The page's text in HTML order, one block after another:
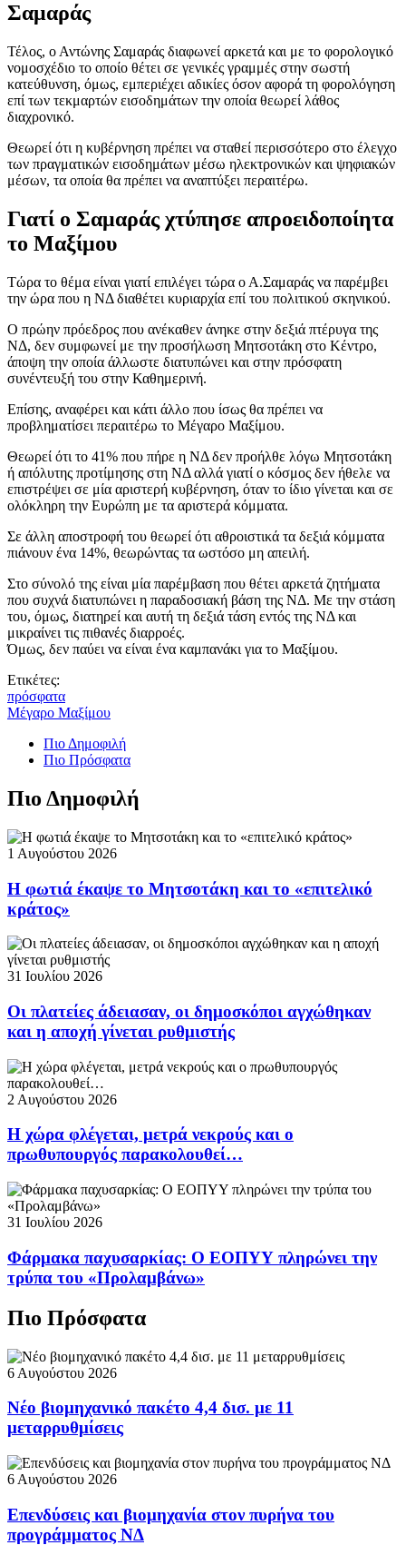
Σαμαράς
Τέλος, ο Αντώνης Σαμαράς διαφωνεί αρκετά και με το φορολογικό
νομοσχέδιο το οποίο θέτει σε γενικές γραμμές στην σωστή
κατεύθυνση, όμως, εμπεριέχει αδικίες όσον αφορά τη φορολόγηση
επί των τεκμαρτών εισοδημάτων την οποία θεωρεί λάθος
διαχρονικό.
Θεωρεί ότι η κυβέρνηση πρέπει να σταθεί περισσότερο στο έλεγχο
των πραγματικών εισοδημάτων μέσω ηλεκτρονικών και ψηφιακών
μέσων, τα οποία θα πρέπει να αναπτύξει περαιτέρω.
Γιατί ο Σαμαράς χτύπησε απροειδοποίητα
το Μαξίμου
Τώρα το θέμα είναι γιατί επιλέγει τώρα ο Α.Σαμαράς να παρέμβει
την ώρα που η ΝΔ διαθέτει κυριαρχία επί του πολιτικού σκηνικού.
Ο πρώην πρόεδρος που ανέκαθεν άνηκε στην δεξιά πτέρυγα της
ΝΔ, δεν συμφωνεί με την προσήλωση Μητσοτάκη στο Κέντρο,
άποψη την οποία άλλωστε διατυπώνει και στην πρόσφατη
συνέντευξή του στην Καθημερινή.
Επίσης, αναφέρει και κάτι άλλο που ίσως θα πρέπει να
προβληματίσει περαιτέρω το Μέγαρο Μαξίμου.
Θεωρεί ότι το 41% που πήρε η ΝΔ δεν προήλθε λόγω Μητσοτάκη
ή απόλυτης προτίμησης στη ΝΔ αλλά γιατί ο κόσμος δεν ήθελε να
επιστρέψει σε μία αριστερή κυβέρνηση, όταν το ίδιο γίνεται και σε
ολόκληρη την Ευρώπη με τα αριστερά κόμματα.
Σε άλλη αποστροφή του θεωρεί ότι αθροιστικά τα δεξιά κόμματα
πιάνουν ένα 14%, θεωρώντας τα ωστόσο μη απειλή.
Στο σύνολό της είναι μία παρέμβαση που θέτει αρκετά ζητήματα
που συχνά διατυπώνει η παραδοσιακή βάση της ΝΔ. Με την στάση
του, όμως, διατηρεί και αυτή τη δεξιά τάση εντός της ΝΔ και
μικραίνει τις πιθανές διαρροές.
Όμως, δεν παύει να είναι ένα καμπανάκι για το Μαξίμου.
Ετικέτες:
πρόσφατα
Μέγαρο Μαξίμου
Πιο Δημοφιλή
Πιο Πρόσφατα
Πιο Δημοφιλή
1 Αυγούστου 2026
Η φωτιά έκαψε το Μητσοτάκη και το «επιτελικό
κράτος»
31 Ιουλίου 2026
Οι πλατείες άδειασαν, οι δημοσκόποι αγχώθηκαν
και η αποχή γίνεται ρυθμιστής
2 Αυγούστου 2026
Η χώρα φλέγεται, μετρά νεκρούς και ο
πρωθυπουργός παρακολουθεί…
31 Ιουλίου 2026
Φάρμακα παχυσαρκίας: Ο ΕΟΠΥΥ πληρώνει την
τρύπα του «Προλαμβάνω»
Πιο Πρόσφατα
6 Αυγούστου 2026
Νέο βιομηχανικό πακέτο 4,4 δισ. με 11
μεταρρυθμίσεις
6 Αυγούστου 2026
Επενδύσεις και βιομηχανία στον πυρήνα του
προγράμματος ΝΔ